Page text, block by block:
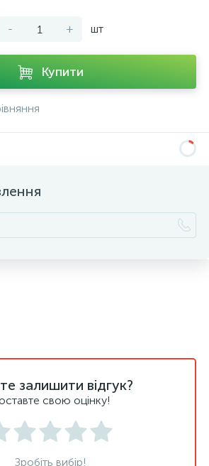
- + шт
Купити
залишити відгук?
свою оцінку!
Зробіть вибір!